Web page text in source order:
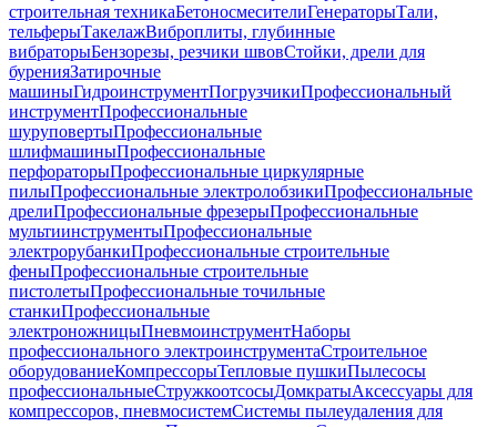
строительная техникаБетоносмесителиГенераторыТали,
тельферыТакелажВиброплиты, глубинные
вибраторыБензорезы, резчики швовСтойки, дрели для
буренияЗатирочные
машиныГидроинструментПогрузчикиПрофессиональный
инструментПрофессиональные
шуруповертыПрофессиональные
шлифмашиныПрофессиональные
перфораторыПрофессиональные циркулярные
пилыПрофессиональные электролобзикиПрофессиональные
дрелиПрофессиональные фрезерыПрофессиональные
мультиинструментыПрофессиональные
электрорубанкиПрофессиональные строительные
феныПрофессиональные строительные
пистолетыПрофессиональные точильные
станкиПрофессиональные
электроножницыПневмоинструментНаборы
профессионального электроинструментаСтроительное
оборудованиеКомпрессорыТепловые пушкиПылесосы
профессиональныеСтружкоотсосыДомкратыАксессуары для
компрессоров, пневмосистемСистемы пылеудаления для